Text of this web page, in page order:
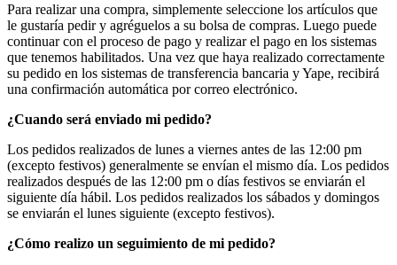
Para realizar una compra, simplemente seleccione los artículos que
le gustaría pedir y agréguelos a su bolsa de compras. Luego puede
continuar con el proceso de pago y realizar el pago en los sistemas
que tenemos habilitados. Una vez que haya realizado correctamente
su pedido en los sistemas de transferencia bancaria y Yape, recibirá
una confirmación automática por correo electrónico.
¿Cuando será enviado mi pedido?
Los pedidos realizados de lunes a viernes antes de las 12:00 pm
(excepto festivos) generalmente se envían el mismo día. Los pedidos
realizados después de las 12:00 pm o días festivos se enviarán el
siguiente día hábil. Los pedidos realizados los sábados y domingos
se enviarán el lunes siguiente (excepto festivos).
¿Cómo realizo un seguimiento de mi pedido?